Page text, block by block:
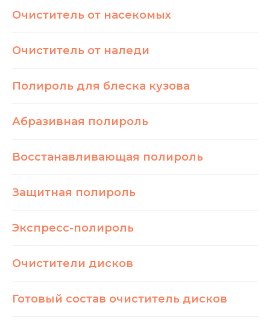
Очиститель от насекомых
Очиститель от наледи
Полироль для блеска кузова
Абразивная полироль
Восстанавливающая полироль
Защитная полироль
Экспресс-полироль
Очистители дисков
Готовый состав очиститель дисков